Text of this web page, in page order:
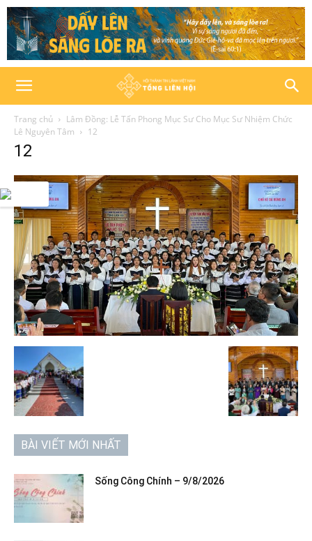
Trang chủ
Lâm Đồng: Lễ Tấn Phong Mục Sư Cho Mục Sư Nhiệm Chức
Lê Nguyên Tâm
12
12
BÀI VIẾT MỚI NHẤT
Sống Công Chính – 9/8/2026